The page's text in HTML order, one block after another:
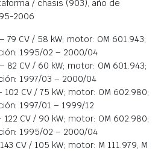
/ chasis (903), año de
2006
79 CV / 58 kW; motor: OM 601.943;
1995/02 – 2000/04
82 CV / 60 kW; motor: OM 601.943;
1997/03 – 2000/04
102 CV / 75 kW; motor: OM 602.980;
1997/01 – 1999/12
122 CV / 90 kW; motor: OM 602.980;
1995/02 – 2000/04
CV / 105 kW; motor: M 111.979, M